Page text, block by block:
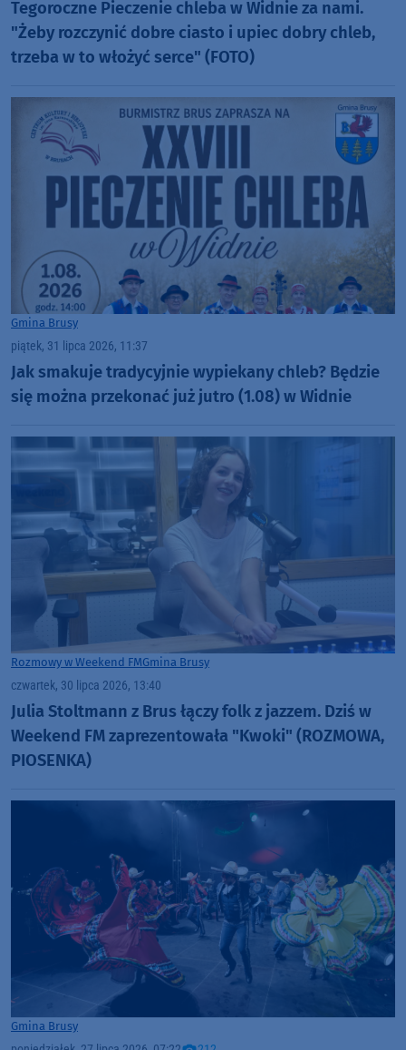
Tegoroczne Pieczenie chleba w Widnie za nami.
"Żeby rozczynić dobre ciasto i upiec dobry chleb,
trzeba w to włożyć serce" (FOTO)
Gmina Brusy
piątek, 31 lipca 2026, 11:37
Jak smakuje tradycyjnie wypiekany chleb? Będzie
się można przekonać już jutro (1.08) w Widnie
Rozmowy w Weekend FMGmina Brusy
czwartek, 30 lipca 2026, 13:40
Julia Stoltmann z Brus łączy folk z jazzem. Dziś w
Weekend FM zaprezentowała "Kwoki" (ROZMOWA,
PIOSENKA)
Gmina Brusy